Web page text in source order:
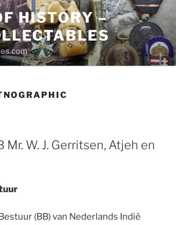
HISTORY –
W. J. Gerritsen, Atjeh en
(BB) van Nederlands Indië